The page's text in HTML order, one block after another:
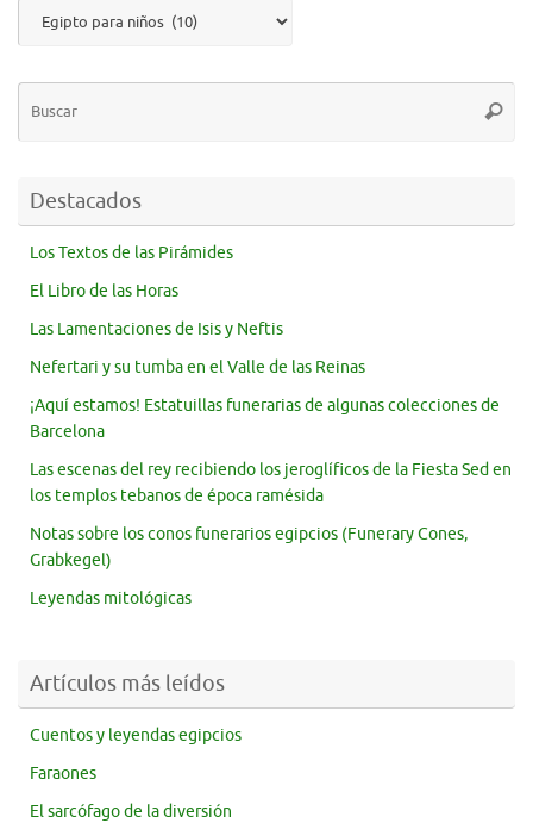
Destacados
Los Textos de las Pirámides
El Libro de las Horas
Las Lamentaciones de Isis y Neftis
Nefertari y su tumba en el Valle de las Reinas
¡Aquí estamos! Estatuillas funerarias de algunas colecciones de
Barcelona
Las escenas del rey recibiendo los jeroglíficos de la Fiesta Sed en
los templos tebanos de época ramésida
Notas sobre los conos funerarios egipcios (Funerary Cones,
Grabkegel)
Leyendas mitológicas
Artículos más leídos
Cuentos y leyendas egipcios
Faraones
El sarcófago de la diversión